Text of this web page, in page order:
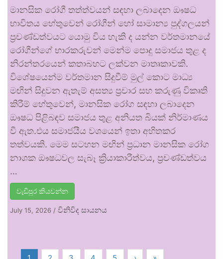
මානසික රෝගී තත්ත්වයන් සඳහා ලබාදෙන ඖෂධ
භාවිතය හේතුවෙන් රෝගීන් හෝ සාමාන්‍ය පුද්ගලයන්
ප්‍රචණ්ඩත්වයට යොමු විය හැකි ද යන්න වර්තමානයේ
රෝගීන්ගේ භාරකරුවන් මෙන්ම පොදු සමාජය තුළ ද
නිරන්තරයෙන් කතාබහට ලක්වන මාතෘකාවකි.
විශේෂයෙන්ම වර්තමාන සිදුවීම් මුල් කොට මාධ්‍ය
මඟින් සිදුවන ඇතැම් අසත්‍ය ප්‍රචාර සහ කරුණු විකෘති
කිරීම් හේතුවෙන්, මානසික රෝග සඳහා ලබාදෙන
ඖෂධ පිළිබඳව සමාජය තුළ අනියත බියක් නිර්මාණය
වී ඇත.එය සමාජයීය වශයෙන් ඉතා අහිතකර
තත්වයකි. මෙම සටහන මඟින් ප්‍රධාන මානසික රෝග
නාශක ඖෂධවල සැබෑ ක්‍රියාකාරීත්වය, ප්‍රචණ්ඩත්වය
…
වැඩිපුර කියවන්න
July 15, 2026 / විනිවිද සායනය